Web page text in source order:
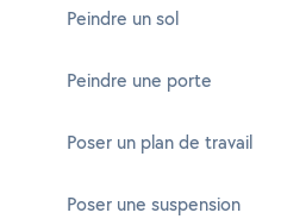
Peindre un sol
Peindre une porte
Poser un plan de travail
Poser une suspension